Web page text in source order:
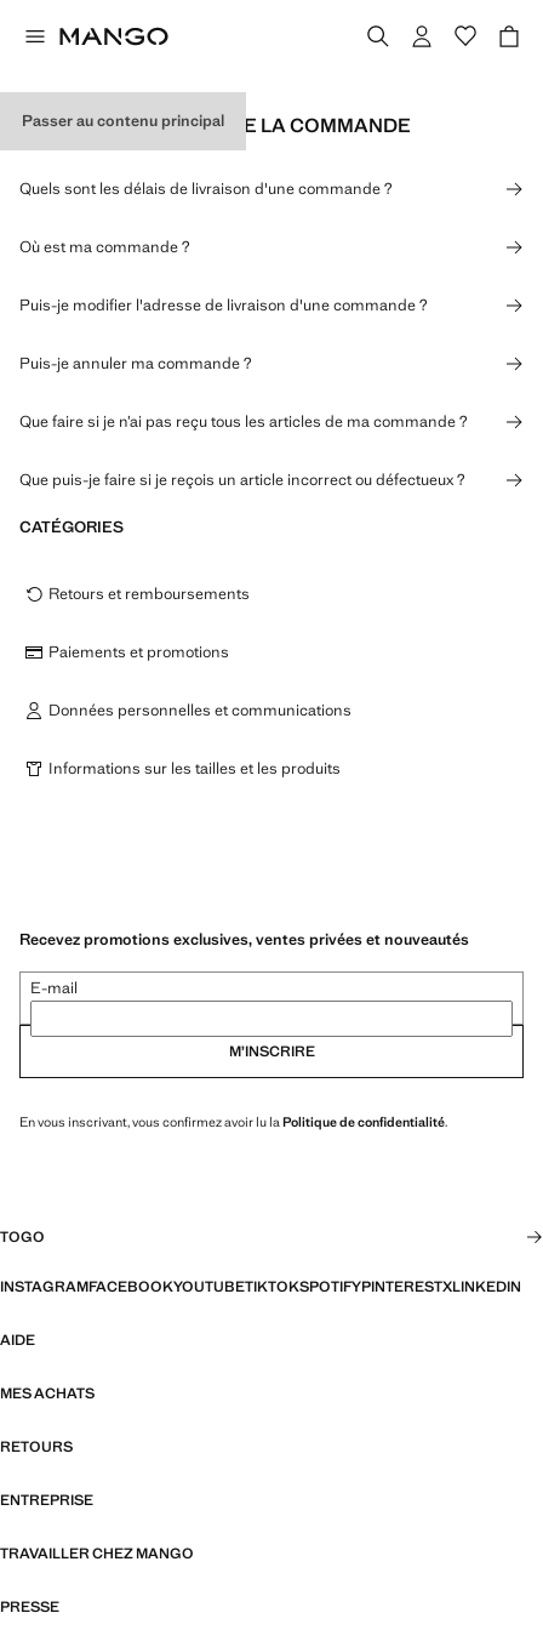
Passer au contenu principal
EXPÉDITION ET SUIVI DE LA COMMANDE
Quels sont les délais de livraison d'une commande ?
Où est ma commande ?
Puis-je modifier l'adresse de livraison d'une commande ?
Puis-je annuler ma commande ?
Que faire si je n’ai pas reçu tous les articles de ma commande ?
Que puis-je faire si je reçois un article incorrect ou défectueux ?
CATÉGORIES
Retours et remboursements
Paiements et promotions
Données personnelles et communications
Informations sur les tailles et les produits
Recevez promotions exclusives, ventes privées et nouveautés
E-mail
M’INSCRIRE
En vous inscrivant, vous confirmez avoir lu la Politique de confidentialité.
TOGO
INSTAGRAMFACEBOOKYOUTUBETIKTOKSPOTIFYPINTERESTXLINKEDIN
AIDE
MES ACHATS
RETOURS
ENTREPRISE
TRAVAILLER CHEZ MANGO
PRESSE